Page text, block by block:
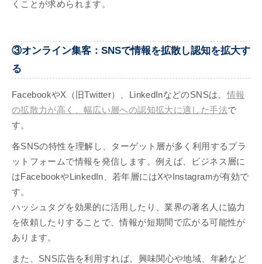
くことが求められます。
③オンライン集客：SNSで情報を拡散し認知を拡大す
る
FacebookやX（旧Twitter）、LinkedInなどのSNSは、 情報
の拡散力が高く、幅広い層への認知拡大に適した手法で
す。
各SNSの特性を理解し、ターゲット層が多く利用するプラ
ットフォームで情報を発信します。例えば、ビジネス層に
はFacebookやLinkedIn、若年層にはXやInstagramが有効で
す。
ハッシュタグを効果的に活用したり、業界の著名人に協力
を依頼したりすることで、情報が短期間で広がる可能性が
あります。
また、SNS広告を利用すれば、興味関心や地域、年齢など